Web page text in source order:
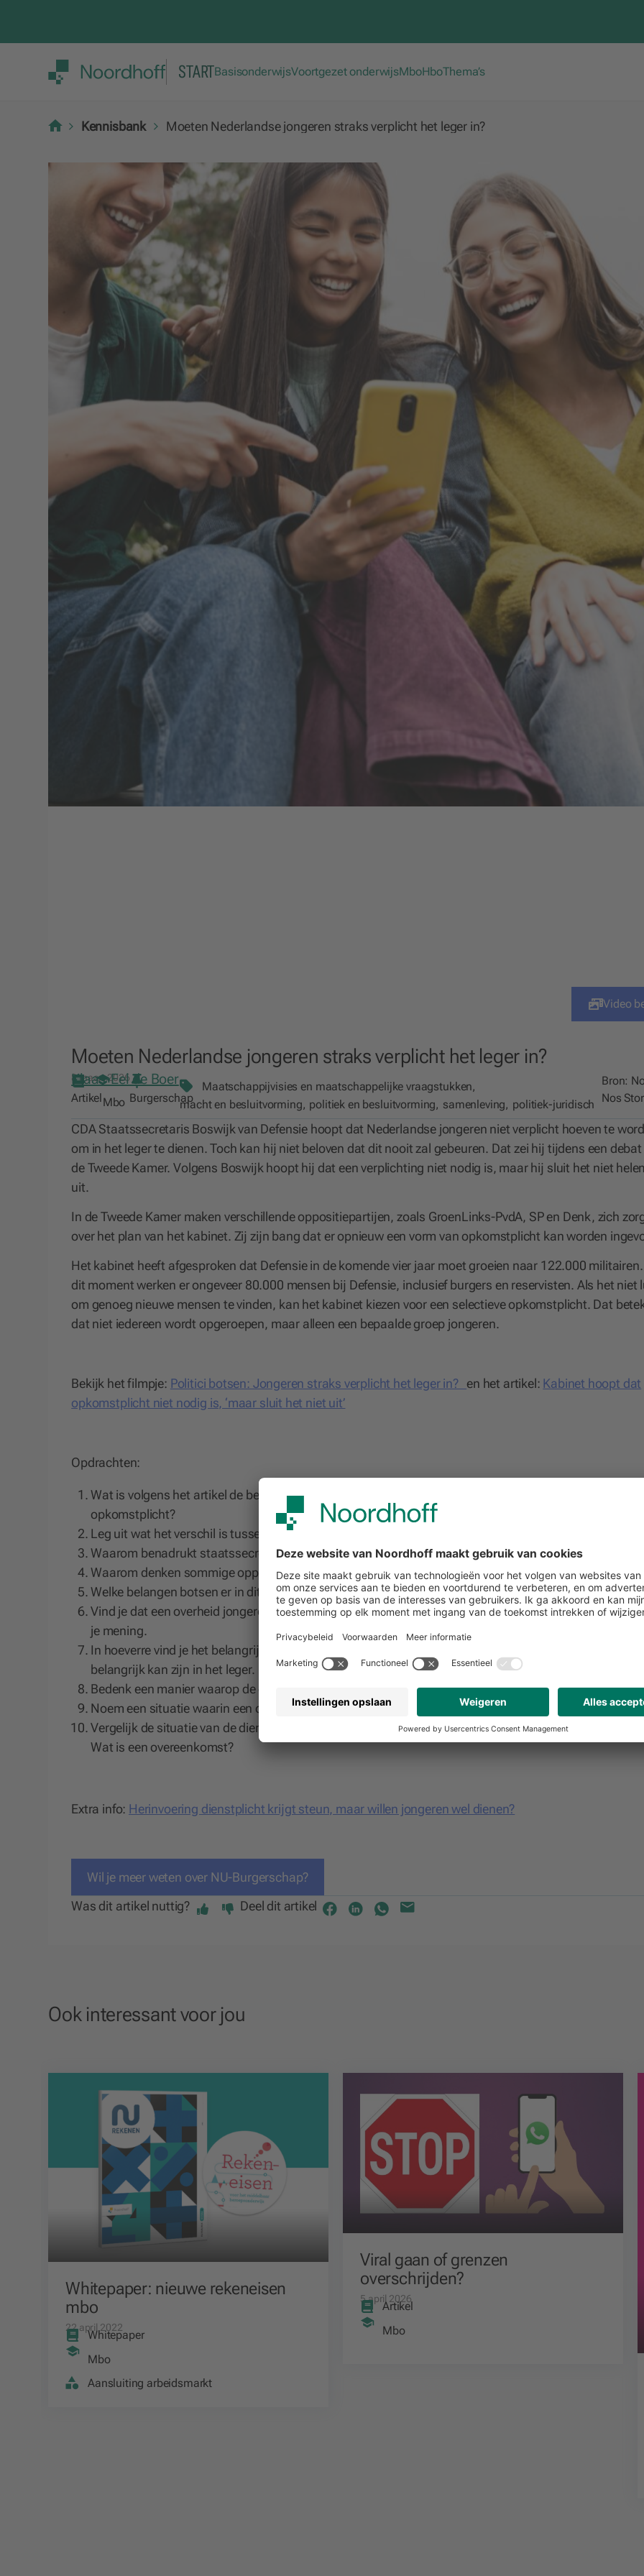
STARTBasisonderwijsVoortgezet onderwijsMboHboThema’s
Kennisbank Moeten Nederlandse jongeren straks verplicht het leger in?
Video
Moeten Nederlandse jongeren straks verplicht het leger in?
8 maart 2026
Klaas-Eel de Boer
ArtikelMbo Burgerschap
Maatschappijvisies en maatschappelijke vraagstukken,
macht en besluitvorming, politiek en besluitvorming, samenleving, politiek-juridisch
Bron:
Nos
CDA Staatssecretaris Boswijk van Defensie hoopt dat Nederlandse jongeren niet verplicht hoeven te
om in het leger te dienen. Toch kan hij niet beloven dat dit nooit zal gebeuren. Dat zei hij tijdens een debat
de Tweede Kamer. Volgens Boswijk hoopt hij dat een verplichting niet nodig is, maar hij sluit het niet
uit.
In de Tweede Kamer maken verschillende oppositiepartijen, zoals GroenLinks-PvdA, SP en Denk, zich
over het plan van het kabinet. Zij zijn bang dat er opnieuw een vorm van opkomstplicht kan worden
Het kabinet heeft afgesproken dat Defensie in de komende vier jaar moet groeien naar 122.000
dit moment werken er ongeveer 80.000 mensen bij Defensie, inclusief burgers en reservisten. Als het niet
om genoeg nieuwe mensen te vinden, kan het kabinet kiezen voor een selectieve opkomstplicht. Dat
dat niet iedereen wordt opgeroepen, maar alleen een bepaalde groep jongeren.
Bekijk het filmpje: Politici botsen: Jongeren straks verplicht het leger in? en het artikel: Kabinet hoopt dat
opkomstplicht niet nodig is, ‘maar sluit het niet uit’
Opdrachten:
Wat is volgens het artikel de belangrijkste reden dat het kabinet nadenkt over een selectieve
opkomstplicht?
Leg uit wat het verschil is tussen ‘dienstplicht’ en ‘opkomstplicht’.
Waarom benadrukt staatssecretaris Boswijk dat het invoeren van verplichtingen ‘in stapjes’ zal
Waarom denken sommige oppositiepartijen dat het plan negatieve gevolgen kan hebben voor
Welke belangen botsen er in dit debat volgens het artikel?
Vind je dat een overheid jongeren mag verplichten om het land te verdedigen? Geef twee argumenten
je mening.
In hoeverre vind je het belangrijk dat militairen gemotiveerd zijn? M.a.w.: leg uit waarom motivatie
belangrijk kan zijn in het leger.
Bedenk een manier waarop de overheid jongeren vrijwillig kan stimuleren om bij Defensie te werken.
Noem een situatie waarin een opkomstplicht volgens jou wel gerechtvaardigd zou kunnen zijn.
Vergelijk de situatie van de dienstplicht met een andere maatschappelijke verplichting, zoals leerplicht.
Wat is een overeenkomst?
Extra info: Herinvoering dienstplicht krijgt steun, maar willen jongeren wel dienen?
Wil je meer weten over NU-Burgerschap?
Was dit artikel nuttig?
Deel dit artikel
Ook interessant voor jou
Whitepaper: nieuwe rekeneisen
mbo
22 april 2022
Whitepaper
Mbo
Aansluiting arbeidsmarkt
Viral gaan of grenzen
overschrijden?
5 april 2026
Artikel
Mbo